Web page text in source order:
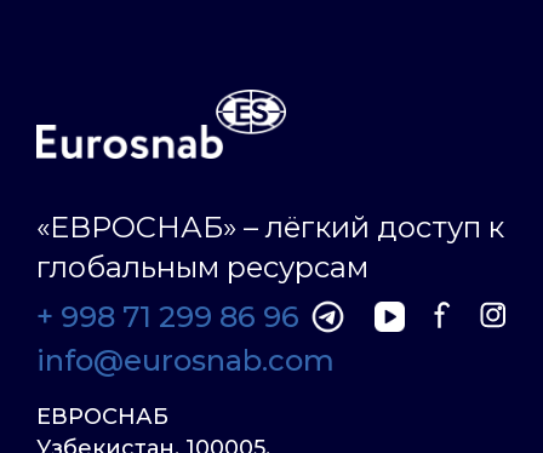
«ЕВРОСНАБ» – лёгкий доступ к
глобальным ресурсам
+ 998 71 299 86 96
info@eurosnab.com
ЕВРОСНАБ